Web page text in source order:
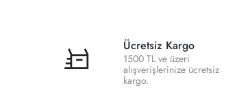
Ücretsiz Kargo
1500 TL ve üzeri
alışverişlerinize ücretsiz
kargo.